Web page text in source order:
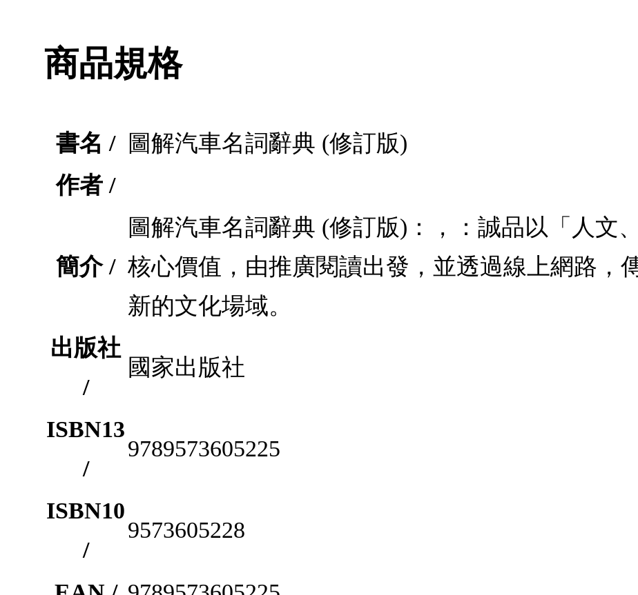
商品規格
書名 /
圖解汽車名詞辭典 (修訂版)
作者 /
簡介 /
圖解汽車名詞辭典 (修訂版)：，：誠品以「人文
核心價值，由推廣閱讀出發，並透過線上網路，
新的文化場域。
出版社
/
國家出版社
ISBN13
/
9789573605225
ISBN10
/
9573605228